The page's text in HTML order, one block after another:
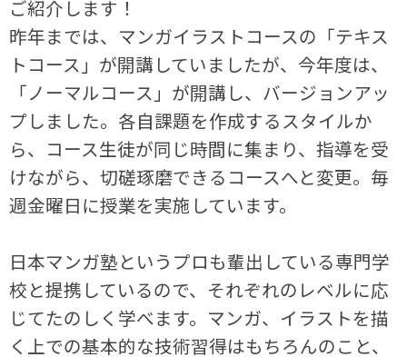
ご紹介します！
昨年までは、マンガイラストコースの「テキス
トコース」が開講していましたが、今年度は、
「ノーマルコース」が開講し、バージョンアッ
プしました。各自課題を作成するスタイルか
ら、コース生徒が同じ時間に集まり、指導を受
けながら、切磋琢磨できるコースへと変更。毎
週金曜日に授業を実施しています。
日本マンガ塾というプロも輩出している専門学
校と提携しているので、それぞれのレベルに応
じてたのしく学べます。マンガ、イラストを描
く上での基本的な技術習得はもちろんのこと、